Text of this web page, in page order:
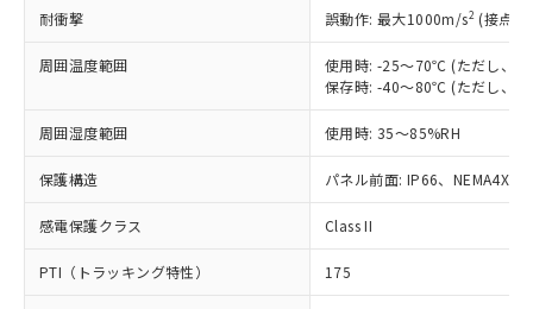
耐衝撃 誤動作: 最大1000m/s2 (接点
周囲温度範囲
使用時: -25～70℃ (ただし、氷
保存時: -40～80℃ (ただし、氷
周囲湿度範囲 使用時: 35～85%RH
保護構造 パネル前面: IP66、NEMA4X,
感電保護クラス Class II
PTI（トラッキング特性） 175
準価格とは異なる場合があることをご
正式な納期状況および標準価格はお客
様のお取引先、またはお客様担当のオ
ムロン制御機器販売店・当社販売員に
オムロン制御機器販売店や当社販売拠
販売ネットワーク
」をご確認
在庫状況および標準価格結果を当社の
事前の承諾なく第三者に漏洩または開
示しないようお願いします。
類(PBB) 1000ppm以下、ポリ臭化ジフェニルエーテル類
ルベンジル（BBP） 1000ppm以下、フタル酸ジブチル
（DBP） 1000ppm以下、フタル酸ジイソブチル
但し、RoHS指令で産業用監視および制御機器に対する
適用除外項目は除く。
フタル酸エステル類の４物質については閾値を超える意
図的な使用がないことを確認しています。
部品在庫の切り替え状況などにより、予定
Cr(Ⅵ)(六価クロム) : 1000ppm、 PBBs(ポリ臭化ビフェ
ニル類) : 1000ppm、 PBDEs(ポリ臭化ジフェニルエーテ
ル類) : 1000ppm、
DBP(フタル酸ジブチル) : 1000ppm、 DIBP(フタル酸ジ
イソブチル) : 1000ppm、 BBP(フタル酸ブチルベンジ
DEHP(フタル酸ビス(2-エチルヘキシル)) : 1000ppm
「ｅ」：有害物質（10物質）のすべてが基
準値以下であることを示します。
「10」：通常の使用状況下において有害物
当社は規制貨物を破棄する場合は、完
全に破砕するなど、違法に輸出されな
いよう必要な手段を講じます。
当社は貴社製品を、核兵器、ミサイ
ル、化学兵器、生物兵器またはその他
武器並びにこれらの製造装置等に一切
当社は、貴社製品を第三者に販売する
場合は、上記1、2および3の内容を当
該第三者に通知します。また当社は、
販売先および販売に係わる関係者が違
一定数以上の在庫あり
一定数には満たないが在庫あり
在庫なし(最新の在庫状況につ
いては、お客様のお取引先、ま
たはお客様担当のオムロン制御
機器販売店・当社販売員にご確